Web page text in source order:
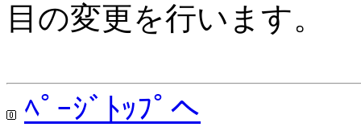
目の変更を行います。
ﾍﾟｰｼﾞﾄｯﾌﾟへ